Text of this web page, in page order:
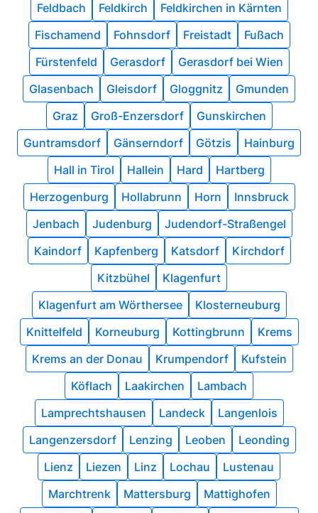
Feldbach
Feldkirch
Feldkirchen in Kärnten
Fischamend
Fohnsdorf Freistadt
Fußach
Fürstenfeld
Gerasdorf
Gerasdorf bei Wien
Glasenbach
Gleisdorf Gloggnitz
Gmunden
Graz
Groß-Enzersdorf
Gunskirchen
Guntramsdorf
Gänserndorf Götzis
Hainburg
Hall in Tirol
Hallein Hard
Hartberg
Herzogenburg
Hollabrunn Horn
Innsbruck
Jenbach
Judenburg
Judendorf-Straßengel
Kaindorf
Kapfenberg Katsdorf
Kirchdorf
Kitzbühel
Klagenfurt
Klagenfurt am Wörthersee
Klosterneuburg
Knittelfeld
Korneuburg Kottingbrunn
Krems
Krems an der Donau
Krumpendorf
Kufstein
Köflach
Laakirchen
Lambach
Lamprechtshausen
Landeck
Langenlois
Langenzersdorf
Lenzing Leoben
Leonding
Lienz
Liezen Linz Lochau
Lustenau
Marchtrenk
Mattersburg
Mattighofen